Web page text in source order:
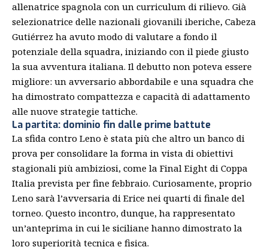
allenatrice spagnola con un curriculum di rilievo. Già
selezionatrice delle nazionali giovanili iberiche, Cabeza
Gutiérrez ha avuto modo di valutare a fondo il
potenziale della squadra, iniziando con il piede giusto
la sua avventura italiana. Il debutto non poteva essere
migliore: un avversario abbordabile e una squadra che
ha dimostrato compattezza e capacità di adattamento
alle nuove strategie tattiche.
La partita: dominio fin dalle prime battute
La sfida contro Leno è stata più che altro un banco di
prova per consolidare la forma in vista di obiettivi
stagionali più ambiziosi, come la Final Eight di Coppa
Italia prevista per fine febbraio. Curiosamente, proprio
Leno sarà l’avversaria di Erice nei quarti di finale del
torneo. Questo incontro, dunque, ha rappresentato
un’anteprima in cui le siciliane hanno dimostrato la
loro superiorità tecnica e fisica.